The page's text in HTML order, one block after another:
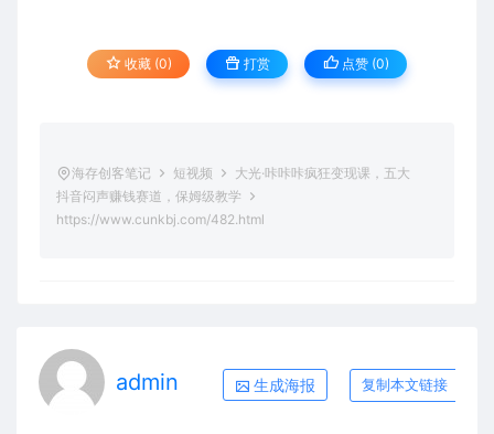
收藏 (0) 打赏 点赞 (0)
海存创客笔记 短视频
大光·咔咔咔疯狂变现课，五大
抖音闷声赚钱赛道，保姆级教学
https://www.cunkbj.com/482.html
admin 生成海报 复制本文链接